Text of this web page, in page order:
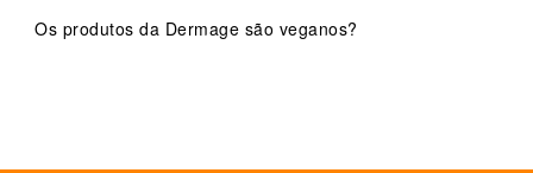
Os produtos da Dermage são veganos?